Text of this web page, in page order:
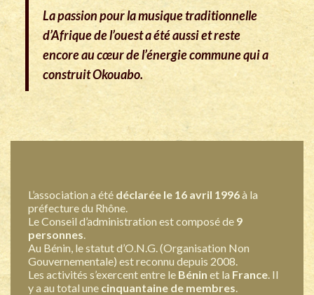
La passion pour la musique traditionnelle
d’Afrique de l’ouest a été aussi et reste
encore au cœur de l’énergie commune qui a
construit Okouabo.
L’association a été déclarée le 16 avril 1996à la
préfecture du Rhône.
Le Conseil d’administration est composé de 9
personnes.
Au Bénin, le statut d’O.N.G. (Organisation Non
Gouvernementale) est reconnu depuis 2008.
Les activités s’exercent entre le Bénin et la France. Il
y a au total une cinquantaine de membres.